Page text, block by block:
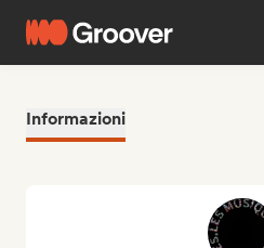
Informazioni